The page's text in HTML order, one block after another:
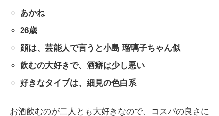
あかね
26歳
顔は、芸能人で言うと小島 瑠璃子ちゃん似
飲むの大好きで、酒癖は少し悪い
好きなタイプは、細見の色白系
お酒飲むのが二人とも大好きなので、コスパの良さに